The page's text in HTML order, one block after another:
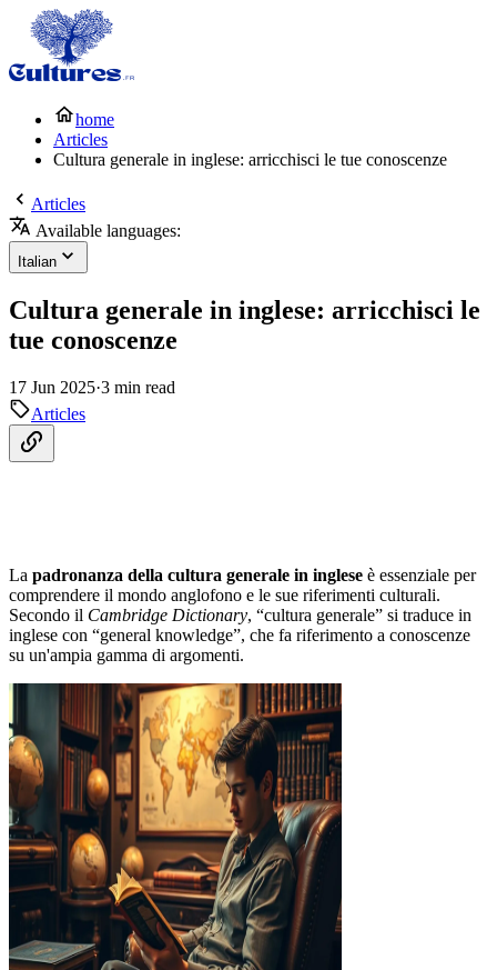
home
Articles
Cultura generale in inglese: arricchisci le tue conoscenze
Articles
Available languages:
Italian
Cultura generale in inglese: arricchisci le
tue conoscenze
17 Jun 2025·3 min read
Articles
La padronanza della cultura generale in inglese è essenziale per
comprendere il mondo anglofono e le sue riferimenti culturali.
Secondo il Cambridge Dictionary, “cultura generale” si traduce in
inglese con “general knowledge”, che fa riferimento a conoscenze
su un'ampia gamma di argomenti.